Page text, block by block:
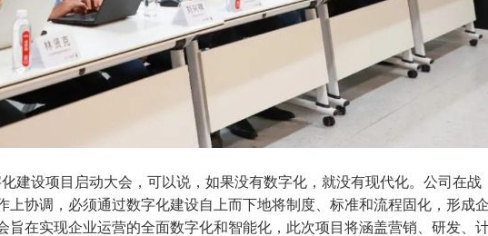
建设项目启动大会，可以说，如果没有数字化，就没有现代化。公司在战
上协调，必须通过数字化建设自上而下地将制度、标准和流程固化，形成
旨在实现企业运营的全面数字化和智能化，此次项目将涵盖营销、研发、